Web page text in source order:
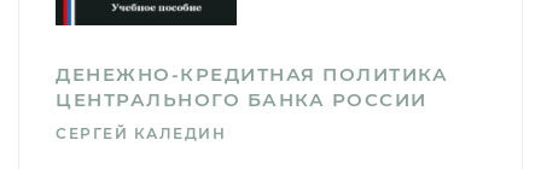
ДЕНЕЖНО-КРЕДИТНАЯ ПОЛИТИКА
ЦЕНТРАЛЬНОГО БАНКА РОССИИ
СЕРГЕЙ КАЛЕДИН